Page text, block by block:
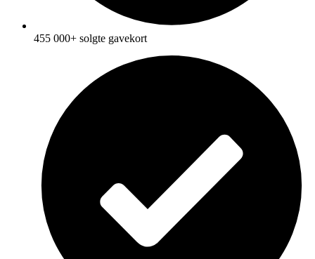
455 000+ solgte gavekort